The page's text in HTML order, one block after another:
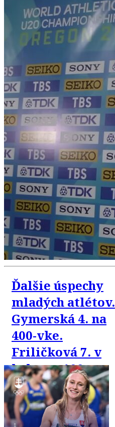
Ďalšie úspechy
mladých atlétov.
Gymerská 4. na
400-vke.
Friličková 7. v
behu na 100 m
cez prekážky.
Švaňová 9. v
skoku do diaľky